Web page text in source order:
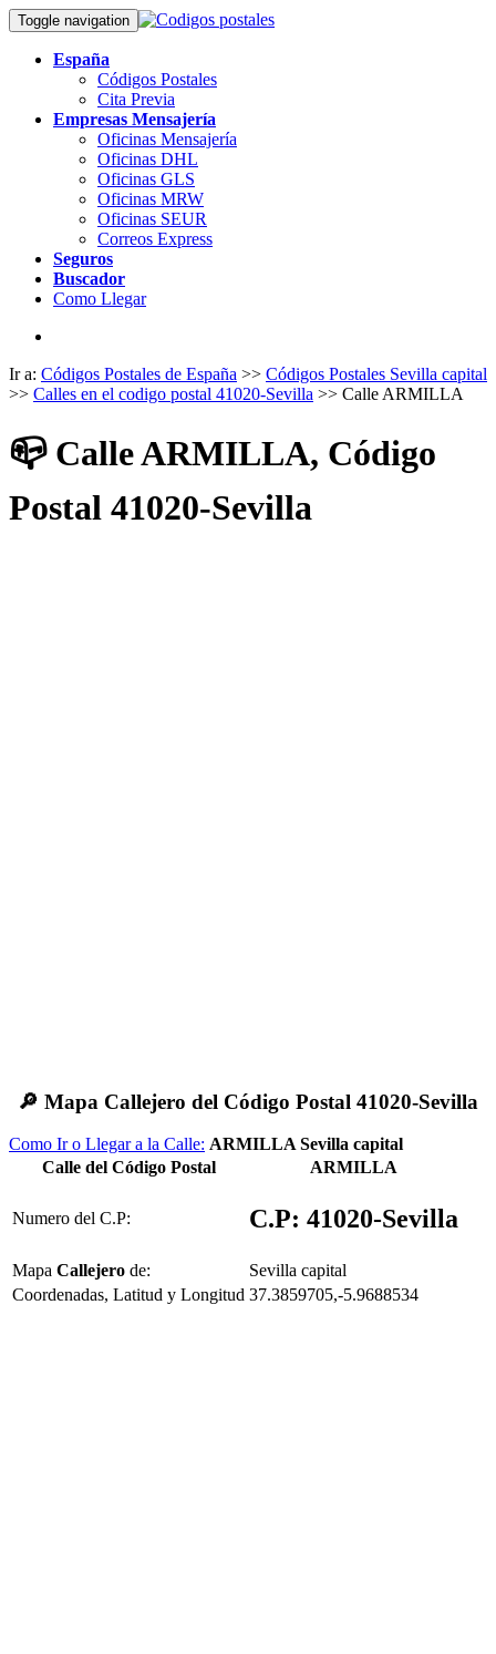
Toggle navigation
España
Códigos Postales
Cita Previa
Empresas Mensajería
Oficinas Mensajería
Oficinas DHL
Oficinas GLS
Oficinas MRW
Oficinas SEUR
Correos Express
Seguros
Buscador
Como Llegar
Ir a: Códigos Postales de España >> Códigos Postales Sevilla capital
>> Calles en el codigo postal 41020-Sevilla >> Calle ARMILLA
📪 Calle ARMILLA, Código
Postal 41020-Sevilla
🔎 Mapa Callejero del Código Postal 41020-Sevilla
Como Ir o Llegar a la Calle: ARMILLA Sevilla capital
Calle del Código Postal
ARMILLA
Numero del C.P: C.P: 41020-Sevilla
Mapa Callejero de:
Sevilla capital
Coordenadas, Latitud y Longitud 37.3859705,-5.9688534